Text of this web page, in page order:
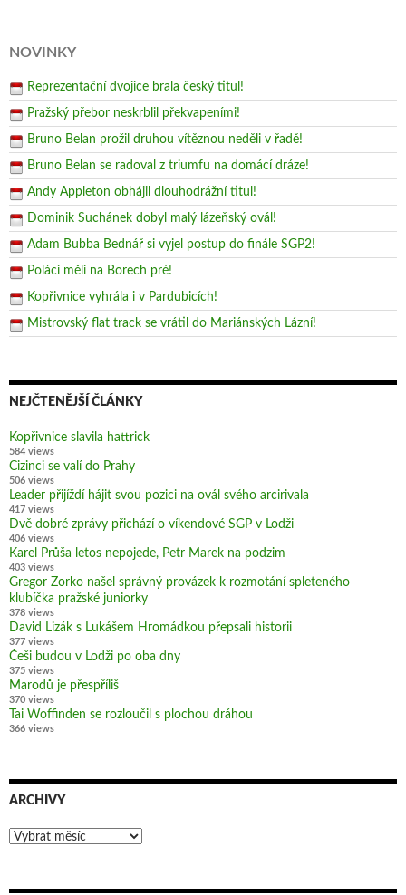
NOVINKY
Reprezentační dvojice brala český titul!
Pražský přebor neskrblil překvapeními!
Bruno Belan prožil druhou vítěznou neděli v řadě!
Bruno Belan se radoval z triumfu na domácí dráze!
Andy Appleton obhájil dlouhodrážní titul!
Dominik Suchánek dobyl malý lázeňský ovál!
Adam Bubba Bednář si vyjel postup do finále SGP2!
Poláci měli na Borech pré!
Kopřivnice vyhrála i v Pardubicích!
Mistrovský flat track se vrátil do Mariánských Lázní!
NEJČTENĚJŠÍ ČLÁNKY
Kopřivnice slavila hattrick
584 views
Cizinci se valí do Prahy
506 views
Leader přijíždí hájit svou pozici na ovál svého arcirivala
417 views
Dvě dobré zprávy přichází o víkendové SGP v Lodži
406 views
Karel Průša letos nepojede, Petr Marek na podzim
403 views
Gregor Zorko našel správný provázek k rozmotání spleteného
klubíčka pražské juniorky
378 views
David Lizák s Lukášem Hromádkou přepsali historii
377 views
Češi budou v Lodži po oba dny
375 views
Marodů je přespříliš
370 views
Tai Woffinden se rozloučil s plochou dráhou
366 views
ARCHIVY
Archivy